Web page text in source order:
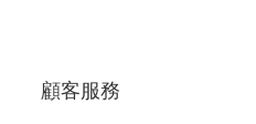
顧客服務